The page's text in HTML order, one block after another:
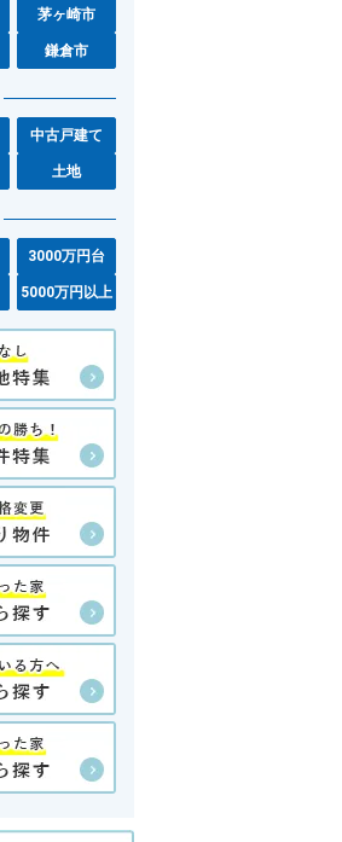
茅ヶ崎市
鎌倉市
中古戸建て
土地
3000万円台
5000万円以上